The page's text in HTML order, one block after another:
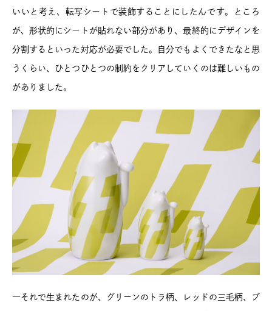
いいと考え、転写シートで装飾することにしたんです。ところ
が、形状的にシートが貼れない部分があり、最終的にデザインを
分割するといった対応が必要でした。自分でもよくできたなと思
うくらい、ひとつひとつの制約をクリアしていくのは難しいもの
がありました。
―それで生まれたのが、グリーンのトラ柄、レッドの三毛柄、ブ